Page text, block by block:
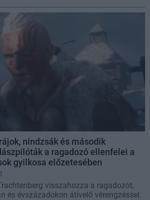
nindzsák és második
a ragadozó ellenfelei a
gyilkosa előzetesében
visszahozza a ragadozót,
és évszázadokon átívelő vérengzéssel.